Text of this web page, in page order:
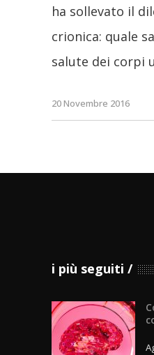
ha sollevato il
crionica: quale
salute dei corpi
20 Novembre 2016
i più seguiti